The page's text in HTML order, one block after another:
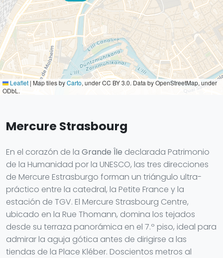
Leaflet | Map tiles byCarto, under CC BY 3.0. Data by OpenStreetMap, under
ODbL.
Mercure Strasbourg
En el corazón de la Grande Île declarada Patrimonio
de la Humanidad por la UNESCO, las tres direcciones
de Mercure Estrasburgo forman un triángulo ultra-
práctico entre la catedral, la Petite France y la
estación de TGV. El Mercure Strasbourg Centre,
ubicado en la Rue Thomann, domina los tejados
desde su terraza panorámica en el 7.º piso, ideal para
admirar la aguja gótica antes de dirigirse a las
tiendas de la Place Kléber. Doscientos metros al